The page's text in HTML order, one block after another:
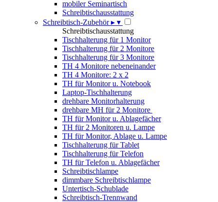
mobiler Seminartisch
Schreibtischausstattung
Schreibtisch-Zubehör▸ ▾
Schreibtischausstattung
Tischhalterung für 1 Monitor
Tischhalterung für 2 Monitore
Tischhalterung für 3 Monitore
TH 4 Monitore nebeneinander
TH 4 Monitore: 2 x 2
TH für Monitor u. Notebook
Laptop-Tischhalterung
drehbare Monitorhalterung
drehbare MH für 2 Monitore
TH für Monitor u. Ablagefächer
TH für 2 Monitoren u. Lampe
TH für Monitor, Ablage u. Lampe
Tischhalterung für Tablet
Tischhalterung für Telefon
TH für Telefon u. Ablagefächer
Schreibtischlampe
dimmbare Schreibtischlampe
Untertisch-Schublade
Schreibtisch-Trennwand